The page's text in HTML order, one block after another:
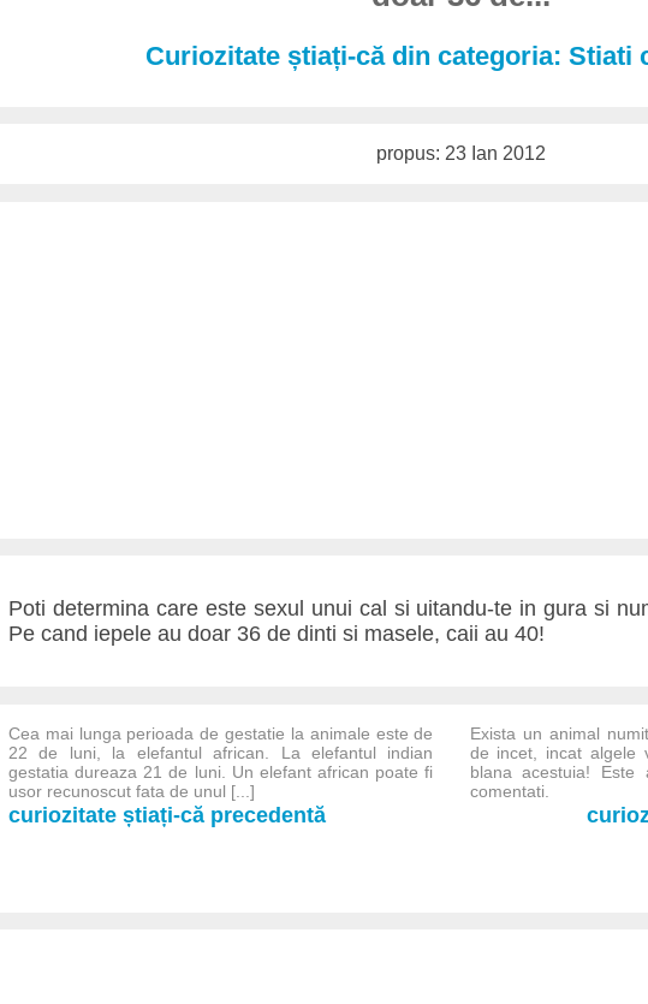
Curiozitate știați-că din categoria: Stiati
propus: 23 Ian 2012
Poti determina care este sexul unui cal si uitandu-te in gura si
Pe cand iepele au doar 36 de dinti si masele, caii au 40!
Cea mai lunga perioada de gestatie la animale este de
22 de luni, la elefantul african. La elefantul indian
gestatia dureaza 21 de luni. Un elefant african poate fi
usor recunoscut fata de unul [...]
curiozitate știați-că precedentă
Exista un animal
de incet, incat algele
blana acestuia! Este
comentati.